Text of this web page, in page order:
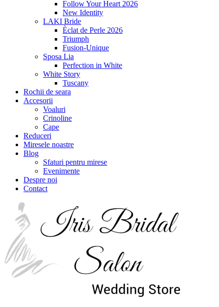
Follow Your Heart 2026
New Identity
LAKI Bride
Èclat de Perle 2026
Triumph
Fusion-Unique
Sposa Lia
Perfection in White
White Story
Tuscany
Rochii de seara
Accesorii
Voaluri
Crinoline
Cape
Reduceri
Miresele noastre
Blog
Sfaturi pentru mirese
Evenimente
Despre noi
Contact